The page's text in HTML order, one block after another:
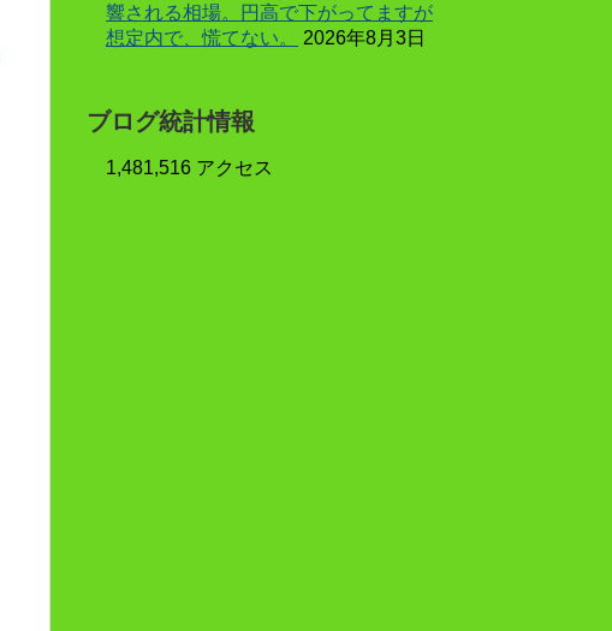
響される相場。円高で下がってますが
想定内で、慌てない。
2026年8月3日
ブログ統計情報
1,481,516 アクセス